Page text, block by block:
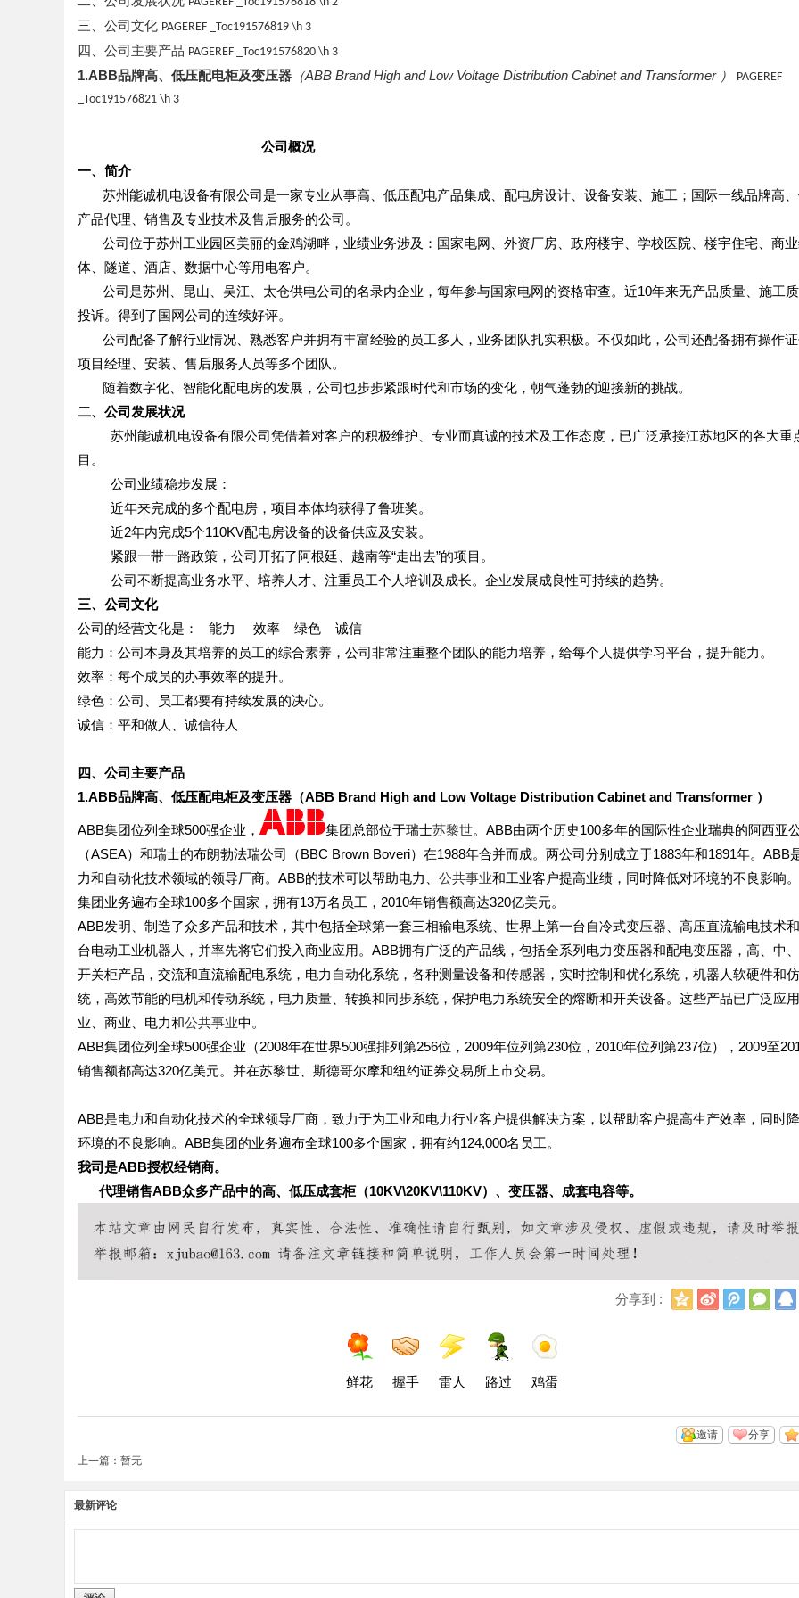
三、公司文化 PAGEREF _Toc191576819 \h 3
四、公司主要产品 PAGEREF _Toc191576820 \h 3
1.ABB品牌高、低压配电柜及变压器 （ABB Brand High and Low Voltage Distribution Cabinet and Transformer ）
PAGEREF
_Toc191576821 \h 3
公司概况
一、 简介
苏州能诚机电设备有限公司是一家专业从事高、低压配电产品集成、配电房设计、设备安装、施工；国际一线品牌高
产品代理、销售及专业技术及售后服务的公司。
公司位于苏州工业园区美丽的金鸡湖畔，业绩业务涉及：国家电网、外资厂房、政府楼宇、学校医院、楼宇住宅、商
体、隧道、酒店、数据中心等用电客户。
公司是苏州、昆山、吴江、太仓供电公司的名录内企业，每年参与国家电网的资格审查。近10年来无产品质量、施工
投诉。得到了国网公司的连续好评。
公司配备了解行业情况、熟悉客户并拥有丰富经验的员工多人，业务团队扎实积极。不仅如此，公司还配备拥有操作
项目经理、安装、售后服务人员等多个团队。
随着数字化、智能化配电房的发展，公司也步步紧跟时代和市场的变化，朝气蓬勃的迎接新的挑战。
二、公司发展状况
苏州能诚机电设备有限公司凭借着对客户的积极维护、专业而真诚的技术及工作态度，已广泛承接江苏地区的各大重
目。
公司业绩稳步发展：
近年来完成的多个配电房，项目本体均获得了鲁班奖。
近2年内完成5个110KV配电房设备的设备供应及安装。
紧跟一带一路政策，公司开拓了阿根廷、越南等“走出去”的项目。
公司不断提高业务水平、培养人才、注重员工个人培训及成长。企业发展成良性可持续的趋势。
三、公司文化
公司的经营文化是： 能力 效率 绿色 诚信
能力：公司本身及其培养的员工的综合素养，公司非常注重整个团队的能力培养，给每个人提供学习平台，提升能力。
效率：每个成员的办事效率的提升。
绿色：公司、员工都要有持续发展的决心。
诚信：平和做人、诚信待人
四、公司主要产品
1.ABB品牌高、低压配电柜及变压器 （ABB Brand High and Low Voltage Distribution Cabinet and Transformer ）
ABB集团位列全球500强企业， 集团总部位于瑞士苏黎世。ABB由两个历史100多年的国际性企业瑞典的阿西亚
（ASEA）和瑞士的布朗勃法瑞公司（BBC Brown Boveri）在1988年合并而成。两公司分别成立于1883年和1891年。ABB
力和自动化技术领域的领导厂商。ABB的技术可以帮助电力、 公共事业和工业客户提高业绩，同时降低对环境的不良影响
集团业务遍布全球100多个国家，拥有13万名员工，2010年销售额高达320亿美元。
ABB发明、制造了众多产品和技术，其中包括全球第一套三相输电系统、世界上第一台自冷式变压器、高压直流输电技术
台电动工业机器人，并率先将它们投入商业应用。ABB拥有广泛的产品线，包括全系列电力变压器和配电变压器，高、中
开关柜产品，交流和直流输配电系统，电力自动化系统，各种测量设备和传感器，实时控制和优化系统，机器人软硬件和
统，高效节能的电机和传动系统，电力质量、转换和同步系统，保护电力系统安全的熔断和开关设备。这些产品已广泛应
业、商业、电力和公共事业中。
ABB集团位列全球500强企业（2008年在世界500强排列第256位，2009年位列第230位，2010年位列第237位），2009至
销售额都高达320亿美元。并在苏黎世、斯德哥尔摩和纽约证券交易所上市交易。
ABB是电力和自动化技术的全球领导厂商，致力于为工业和电力行业客户提供解决方案，以帮助客户提高生产效率，同时
环境的不良影响。ABB集团的业务遍布全球100多个国家，拥有约124,000名员工。
我司是ABB授权经销商。
代理销售ABB众多产品中的高、低压成套柜（10KV\20KV\110KV）、变压器、成套电容等。
分享到 :
Q
新
浪
腾
讯
微
信
鲜花 握手 雷人 路过 鸡蛋
分享
邀请
上一篇：暂无
最新评论